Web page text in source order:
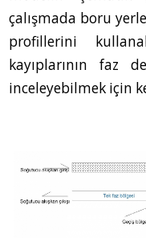
çalışmada boru
profillerini
kayıplarının faz
inceleyebilmek için